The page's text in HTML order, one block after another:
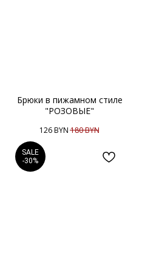
Брюки в пижамном стиле
"РОЗОВЫЕ"
126BYN 180BYN
SALE
-30%